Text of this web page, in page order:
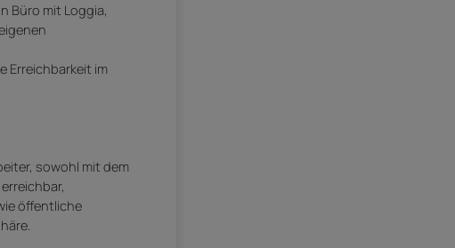
Büro mit Loggia,
Erreichbarkeit im
sowohl mit dem
öffentliche